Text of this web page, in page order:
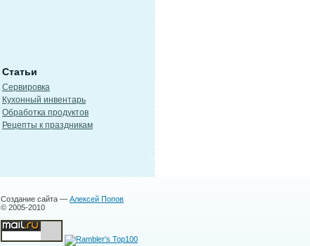
Статьи
Сервировка
Кухонный инвентарь
Обработка продуктов
Рецепты к праздникам
Создание сайта — Алексей Попов
© 2005-2010